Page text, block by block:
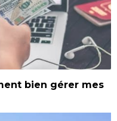
bien gérer mes